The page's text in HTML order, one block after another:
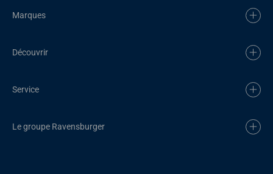
Marques
Découvrir
Service
Le groupe Ravensburger